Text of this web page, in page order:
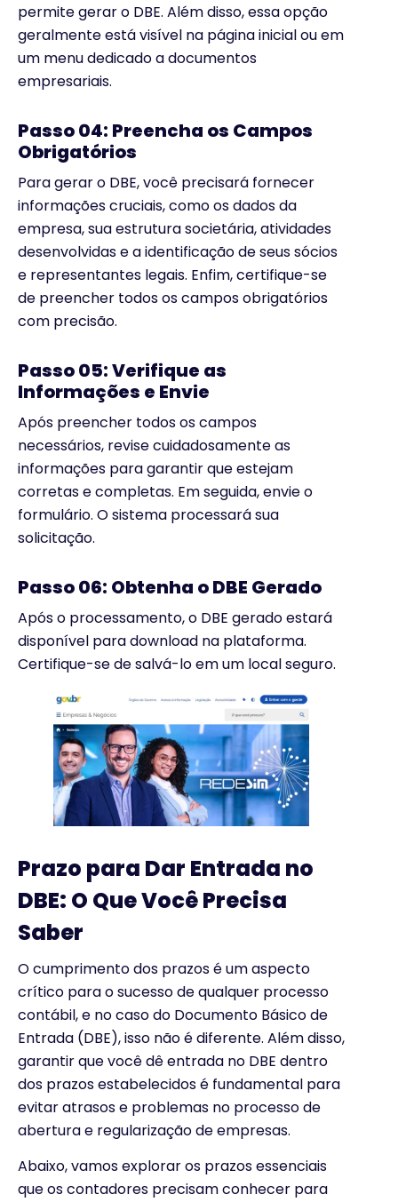
permite gerar o DBE. Além disso, essa opção
geralmente está visível na página inicial ou em
um menu dedicado a documentos
empresariais.
Passo 04: Preencha os Campos
Obrigatórios
Para gerar o DBE, você precisará fornecer
informações cruciais, como os dados da
empresa, sua estrutura societária, atividades
desenvolvidas e a identificação de seus sócios
e representantes legais. Enfim, certifique-se
de preencher todos os campos obrigatórios
com precisão.
Passo 05: Verifique as
Informações e Envie
Após preencher todos os campos
necessários, revise cuidadosamente as
informações para garantir que estejam
corretas e completas. Em seguida, envie o
formulário. O sistema processará sua
solicitação.
Passo 06: Obtenha o DBE Gerado
Após o processamento, o DBE gerado estará
disponível para download na plataforma.
Certifique-se de salvá-lo em um local seguro.
Prazo para Dar Entrada no
DBE: O Que Você Precisa
Saber
O cumprimento dos prazos é um aspecto
crítico para o sucesso de qualquer processo
contábil, e no caso do Documento Básico de
Entrada (DBE), isso não é diferente. Além disso,
garantir que você dê entrada no DBE dentro
dos prazos estabelecidos é fundamental para
evitar atrasos e problemas no processo de
abertura e regularização de empresas.
Abaixo, vamos explorar os prazos essenciais
que os contadores precisam conhecer para